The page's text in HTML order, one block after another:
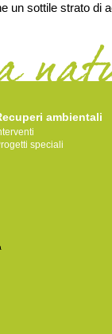
un sottile strato di
ambientali
speciali